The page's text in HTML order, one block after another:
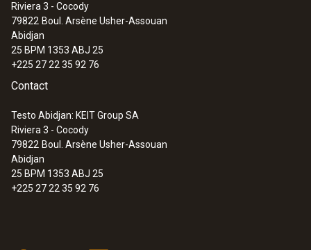
Riviera 3 - Cocody
79822 Boul. Arsène Usher-Assouan
Abidjan
25 BPM 1353 ABJ 25
+225 27 22 35 92 76
Contact
Testo Abidjan: KEIT Group SA
Riviera 3 - Cocody
79822 Boul. Arsène Usher-Assouan
Abidjan
25 BPM 1353 ABJ 25
+225 27 22 35 92 76